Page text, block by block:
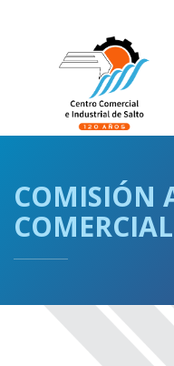
contenido
COMISIÓN
COMERCIAL